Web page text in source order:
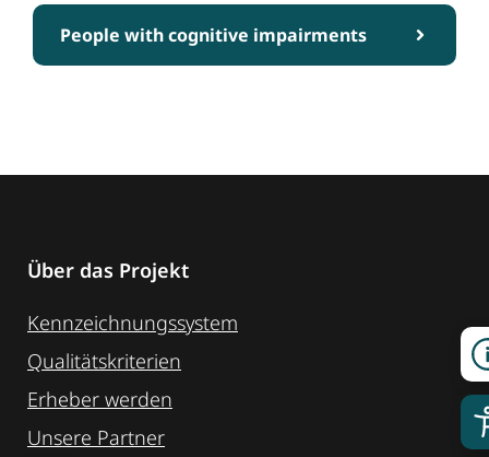
People with cognitive impairments
Über das Projekt
Kennzeichnungssystem
Qualitätskriterien
Erheber werden
Unsere Partner